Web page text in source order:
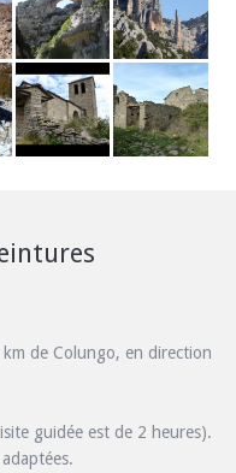
de Colungo, en direction
guidée est de 2 heures).